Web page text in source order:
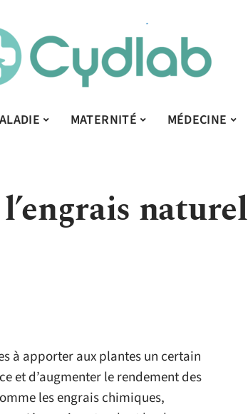
MATERNITÉ MÉDECINE
naturel
à apporter aux plantes un certain
et d’augmenter le rendement des
les engrais chimiques,